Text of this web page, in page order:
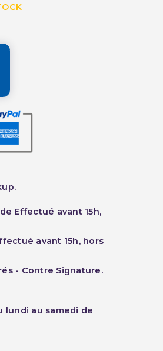
Effectué avant 15h,
avant 15h, hors
- Contre Signature.
lundi au samedi de